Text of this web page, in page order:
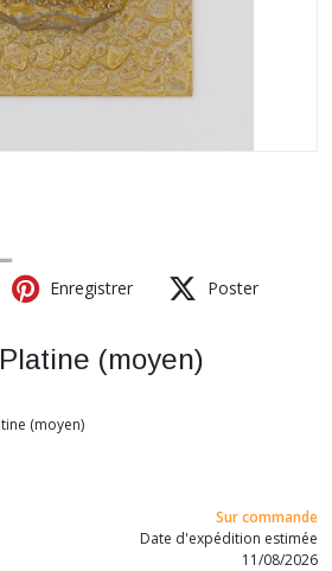
Enregistrer Poster
(moyen)
(moyen)
Sur commande
Date d'expédition estimée
11/08/2026